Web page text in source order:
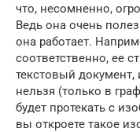
что, несомненно,
Ведь она очень
она работает.
соответственно, ее
текстовый документ,
нельзя (только в
будет протекать с
вы откроете такое